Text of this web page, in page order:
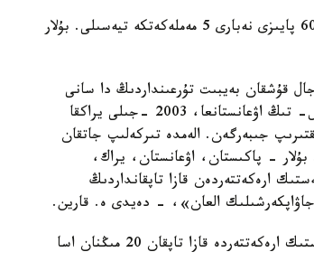
ونىڭ ايتۋىنشا، الەمدە تىركەلىپ جاتقان لاڭكەستىك ارەكەتتەردىڭ 60 پايىزى نەبارى 5 مەملەكەتكە تيەسىلى. بۇلار
قۇشقان بەيبىت تۇرعىنداردىڭ دا سانى
كوبەيىپ بارادى. ساراپشىلاردىڭ پايىمداۋىنشا، 2001 -جىلى ا ق ش- تىڭ اۋعانستانعا، 2003 -جىلى يراكقا
جىبەرگەن. الەمدە تىركەلىپ جاتقان
5 مەملەكەتكە تيەسىلى. بۇلار - پاكىستان، اۋعانستان، يراك،
ارەكەتتەردەن قازا تاپقانداردىڭ
العان»، - دەيدى ە. قارين.
وزگە دەرەككوزدەرىنە سۇيەنسەك، ي گ ي ل توبى ءار ءتۇرلى لاڭكەستىك ارەكەتتەردە قازا تاپقان 20 مىڭنان اسا